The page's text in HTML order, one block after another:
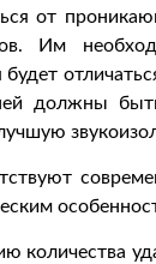
от
Им
должны
количества